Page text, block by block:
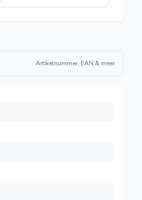
Artikelnummer, EAN & meer